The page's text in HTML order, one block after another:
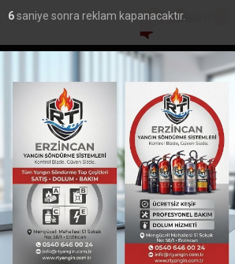
Hayat 112 Acil Mobil
Ana Sayfa›Yerel
Erzincan tarımında
2025’in yol
Erzincan Tarım ve Orman İl
aylarında başlayacak olan tarım
yapılacak işler ve yürütülecek
5saniye sonra reklam kapanacaktır.